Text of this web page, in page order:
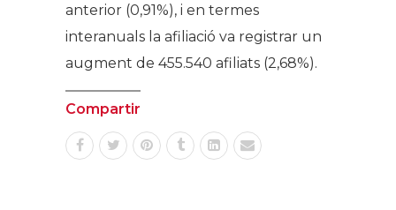
anterior (0,91%), i en termes
interanuals la afiliació va registrar un
augment de 455.540 afiliats (2,68%).
Compartir